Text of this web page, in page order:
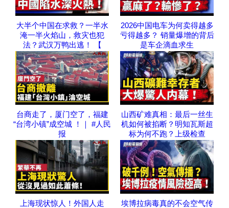
大半个中国在求救？一半水
淹一半火焰山，救灾也犯
法？武汉万鸭出逃！ 【
2026中国电车为何卖得越多
亏得越多？ 销量爆增的背后
是车企滴血求生
台商走了，厦门空了，福建
“台湾小镇”成空城 ！｜ #人民
报
山西矿难真相：最后一丝生
机如何被掐断？明知瓦斯超
标为何不跑？上级检查
上海现状惊人！外国人走
埃博拉病毒真的不会空气传